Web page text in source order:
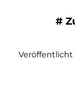
#
Veröffentlicht